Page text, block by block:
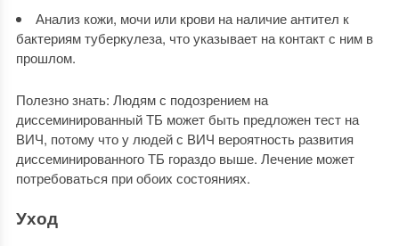
Анализ кожи, мочи или крови на наличие антител к
бактериям туберкулеза, что указывает на контакт с ним в
прошлом.
Полезно знать: Людям с подозрением на
диссеминированный ТБ может быть предложен тест на
ВИЧ, потому что у людей с ВИЧ вероятность развития
диссеминированного ТБ гораздо выше. Лечение может
потребоваться при обоих состояниях.
Уход